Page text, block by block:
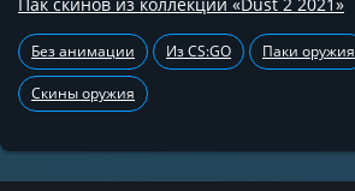
Без анимации Из CS:GO Паки оружия
Скины оружия